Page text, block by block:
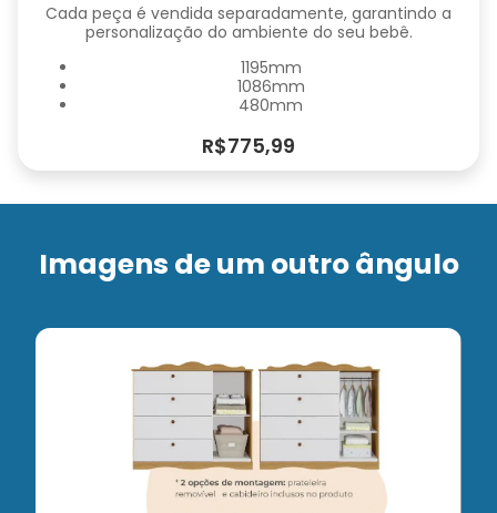
Cada peça é vendida separadamente, garantindo a
personalização do ambiente do seu bebê.
1195mm
1086mm
480mm
R$775,99
Imagens de um outro ângulo